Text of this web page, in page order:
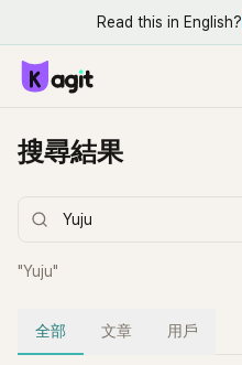
Read this in English?
搜尋結果
"Yuju"
全部 文章 用戶